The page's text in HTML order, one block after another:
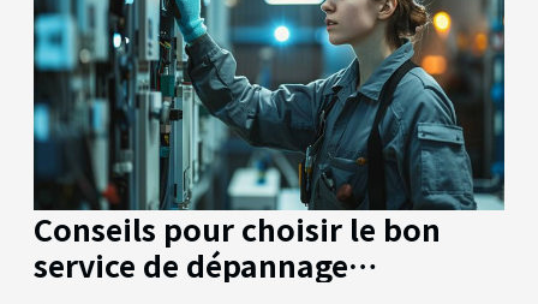
Conseils pour choisir le bon
service de dépannage